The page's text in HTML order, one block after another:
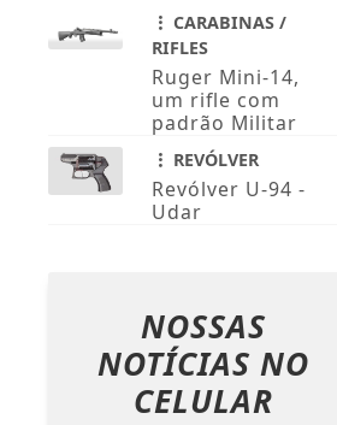
CARABINAS /
RIFLES
Ruger Mini-14,
um rifle com
padrão Militar
REVÓLVER
Revólver U-94 -
Udar
NOSSAS
NOTÍCIASNO
CELULAR